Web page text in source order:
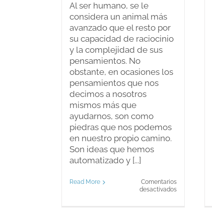
Al ser humano, se le
considera un animal más
avanzado que el resto por
su capacidad de raciocinio
y la complejidad de sus
pensamientos. No
obstante, en ocasiones los
pensamientos que nos
decimos a nosotros
mismos más que
ayudarnos, son como
piedras que nos podemos
en nuestro propio camino.
Son ideas que hemos
automatizado y [...]
Read More
Comentarios
desactivadosen